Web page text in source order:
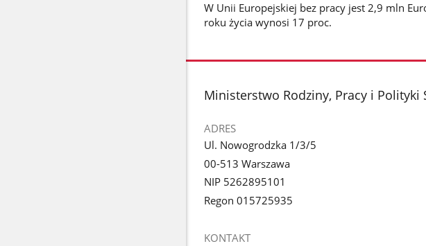
W Unii Europejskiej bez pracy jest 2,9 mln
roku życia wynosi 17 proc.
stopka
Ministerstwo Rodziny, Pracy i Polityki
ADRES
Ul. Nowogrodzka 1/3/5
00-513 Warszawa
NIP 5262895101
Regon 015725935
KONTAKT